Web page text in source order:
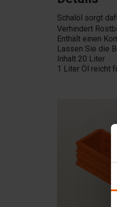
Schalöl sorgt
Verhindert
Enthält einen
Lassen Sie die
Inhalt 20 Liter
1 Liter Öl reicht